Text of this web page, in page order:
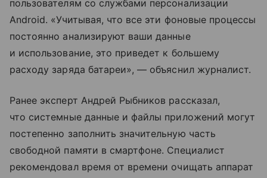
пользователям со службами персонализации
Android. «Учитывая, что все эти фоновые процессы
постоянно анализируют ваши данные
и использование, это приведет к большему
расходу заряда батареи», — объяснил журналист.
Ранее эксперт Андрей Рыбников рассказал,
что системные данные и файлы приложений могут
постепенно заполнить значительную часть
свободной памяти в смартфоне. Специалист
рекомендовал время от времени очищать аппарат